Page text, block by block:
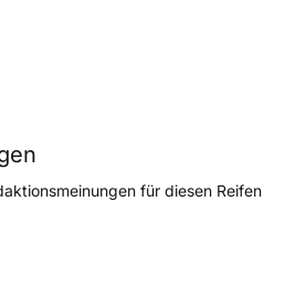
km/h
für diesen Reifen